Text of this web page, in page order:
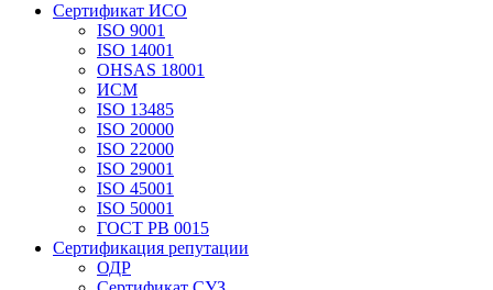
Сертификат ИСО
ISO 9001
ISO 14001
OHSAS 18001
ИСМ
ISO 13485
ISO 20000
ISO 22000
ISO 29001
ISO 45001
ISO 50001
ГОСТ РВ 0015
Сертификация репутации
ОДР